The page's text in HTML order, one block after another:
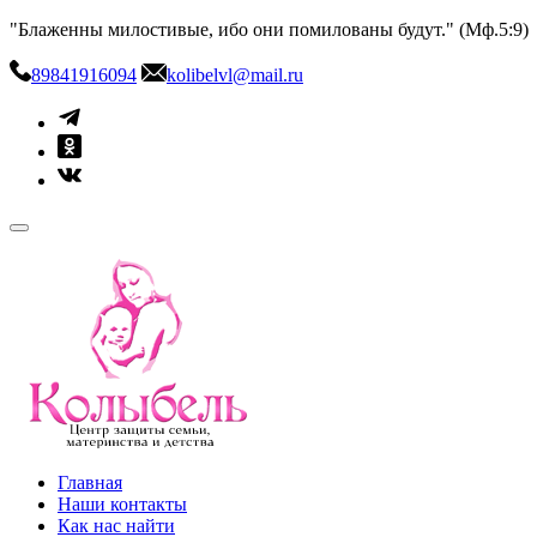
Skip
content
"Блаженны милостивые, ибо они помилованы будут." (Мф.5:9)
89841916094 kolibelvl@mail.ru
kolibel-vl.ru
Центр защиты семьи, материнства и детства
Главная
Наши контакты
Как нас найти